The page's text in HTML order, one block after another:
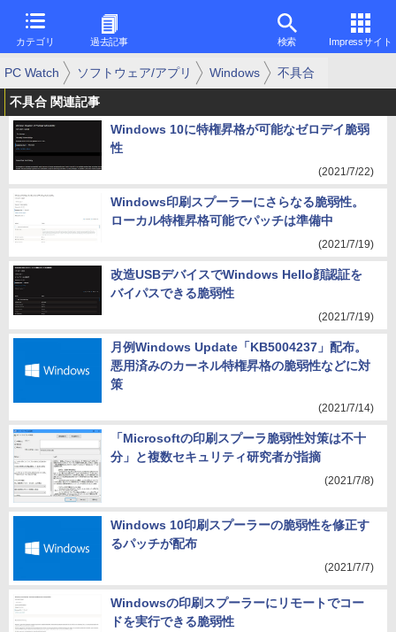
カテゴリ 過去記事 検索 Impressサイト
PC Watch ソフトウェア/アプリ Windows 不具合
不具合 関連記事
Windows 10に特権昇格が可能なゼロデイ脆弱
性
(2021/7/22)
Windows印刷スプーラーにさらなる脆弱性。
ローカル特権昇格可能でパッチは準備中
(2021/7/19)
改造USBデバイスでWindows Hello顔認証を
バイパスできる脆弱性
(2021/7/19)
月例Windows Update「KB5004237」配布。
悪用済みのカーネル特権昇格の脆弱性などに対
策
(2021/7/14)
「Microsoftの印刷スプーラ脆弱性対策は不十
分」と複数セキュリティ研究者が指摘
(2021/7/8)
Windows 10印刷スプーラーの脆弱性を修正す
るパッチが配布
(2021/7/7)
Windowsの印刷スプーラーにリモートでコー
ドを実行できる脆弱性